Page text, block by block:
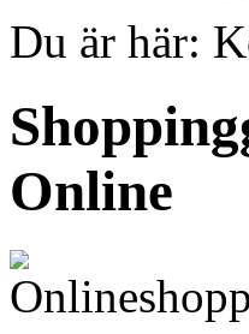
Du är här:
Online